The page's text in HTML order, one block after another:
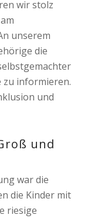
wir stolz
unserem
die
zu informieren.
und
und
war die
die Kinder mit
riesige